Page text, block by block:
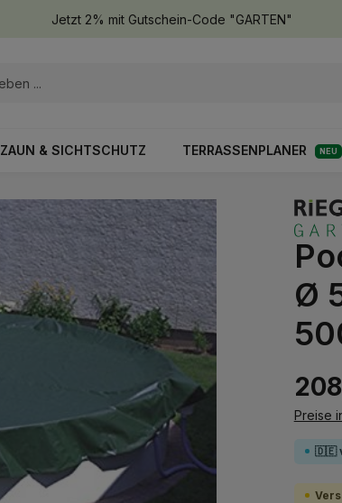
Jetzt 2% mit Gutschein-Code "GARTEN"
ZAUN & SICHTSCHUTZ TERRASSENPLANER NEU
Ø
Preise
🇩🇪